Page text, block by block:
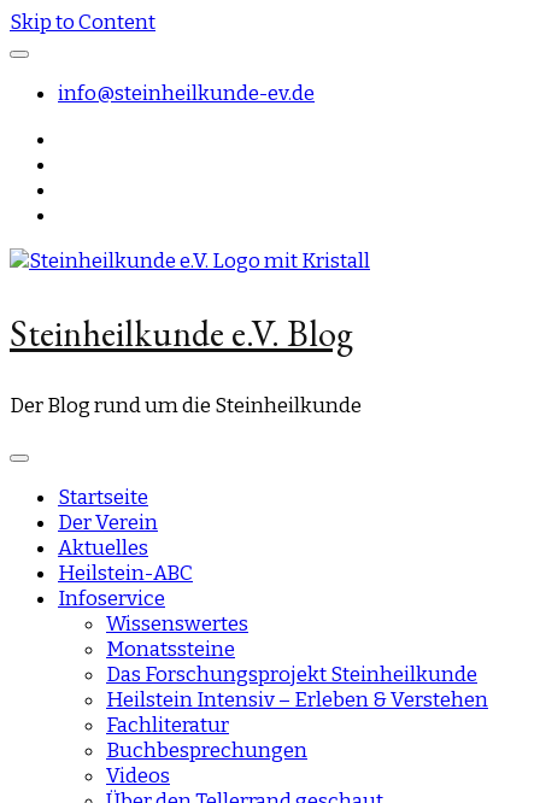
Skip to Content
info@steinheilkunde-ev.de
Steinheilkunde e.V. Blog
Der Blog rund um die Steinheilkunde
Startseite
Der Verein
Aktuelles
Heilstein-ABC
Infoservice
Wissenswertes
Monatssteine
Das Forschungsprojekt Steinheilkunde
Heilstein Intensiv – Erleben & Verstehen
Fachliteratur
Buchbesprechungen
Videos